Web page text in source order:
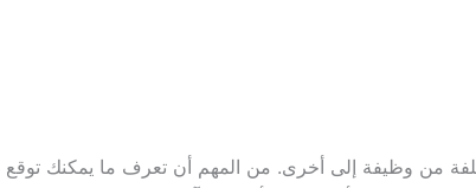
من وظيفة إلى أخرى. من المهم أن تعرف ما يمكنك توقع